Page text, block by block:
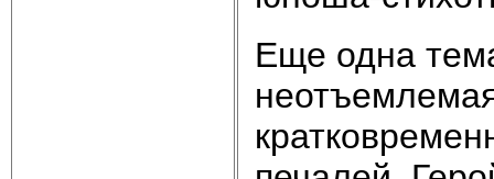
Еще одна